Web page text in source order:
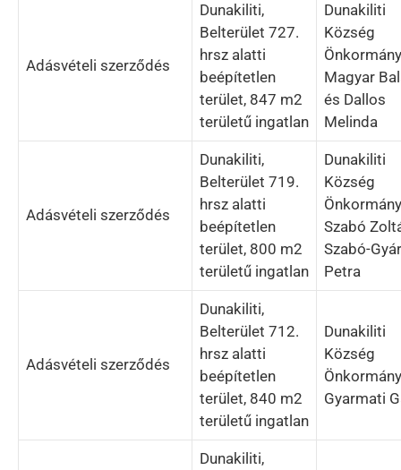
Adásvételi szerződés
Dunakiliti,
Belterület 727.
hrsz alatti
beépítetlen
terület, 847 m2
területű ingatlan
Dunakiliti
Község
Magyar
és Dallos
Melinda
Adásvételi szerződés
Dunakiliti,
Belterület 719.
hrsz alatti
beépítetlen
terület, 800 m2
területű ingatlan
Dunakiliti
Község
Szabó
Szabó-
Petra
Adásvételi szerződés
Dunakiliti,
Belterület 712.
hrsz alatti
beépítetlen
terület, 840 m2
területű ingatlan
Dunakiliti
Község
Gyarmati
Dunakiliti,